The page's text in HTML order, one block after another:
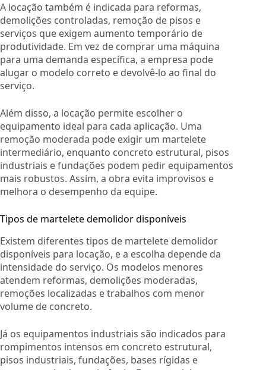
A locação também é indicada para reformas,
demolições controladas, remoção de pisos e
serviços que exigem aumento temporário de
produtividade. Em vez de comprar uma máquina
para uma demanda específica, a empresa pode
alugar o modelo correto e devolvê-lo ao final do
serviço.
Além disso, a locação permite escolher o
equipamento ideal para cada aplicação. Uma
remoção moderada pode exigir um martelete
intermediário, enquanto concreto estrutural, pisos
industriais e fundações podem pedir equipamentos
mais robustos. Assim, a obra evita improvisos e
melhora o desempenho da equipe.
Tipos de martelete demolidor disponíveis
Existem diferentes tipos de martelete demolidor
disponíveis para locação, e a escolha depende da
intensidade do serviço. Os modelos menores
atendem reformas, demolições moderadas,
remoções localizadas e trabalhos com menor
volume de concreto.
Já os equipamentos industriais são indicados para
rompimentos intensos em concreto estrutural,
pisos industriais, fundações, bases rígidas e